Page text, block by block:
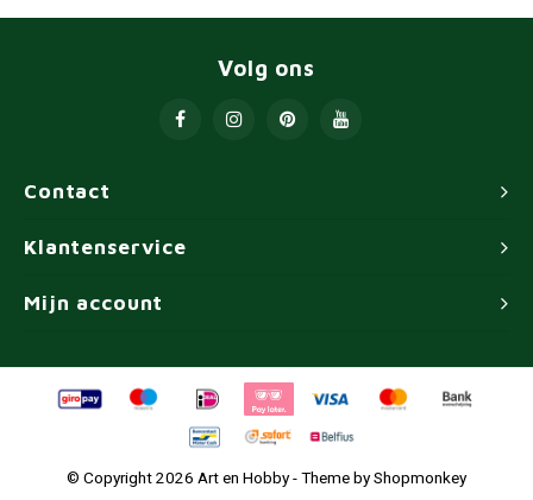
Contact
Volg ons
Klantenservice
Mijn account
© Copyright 2026 Art en Hobby - Theme byShopmonkey